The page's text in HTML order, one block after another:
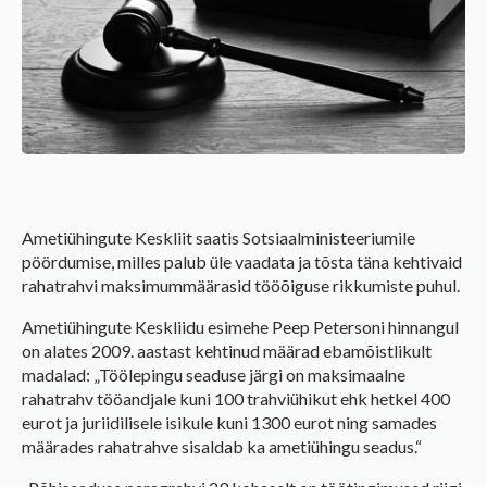
Ametiühingute Keskliit saatis Sotsiaalministeeriumile
pöördumise, milles palub üle vaadata ja tõsta täna kehtivaid
rahatrahvi maksimummäärasid tööõiguse rikkumiste puhul.
Ametiühingute Keskliidu esimehe Peep Petersoni hinnangul
on alates 2009. aastast kehtinud määrad ebamõistlikult
madalad: „Töölepingu seaduse järgi on maksimaalne
rahatrahv tööandjale kuni 100 trahviühikut ehk hetkel 400
eurot ja juriidilisele isikule kuni 1300 eurot ning samades
määrades rahatrahve sisaldab ka ametiühingu seadus.“